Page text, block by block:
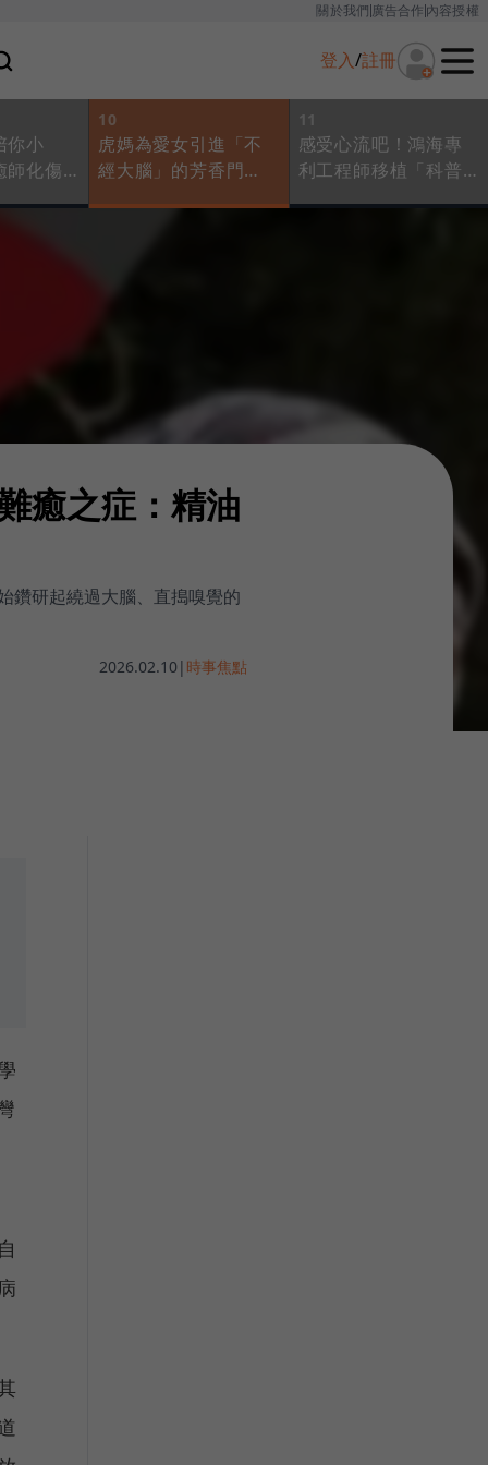
關於我們廣告合作內容授權
登入/註冊
你小
師化傷
10
虎媽為愛女引進「不
經大腦」的芳香門
11
感受心流吧！鴻海專
利工程師移植「科普
癒之症：精油
鑽研起繞過大腦、直搗嗅覺的
2026.02.10 | 時事焦點